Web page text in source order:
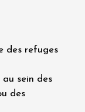
des refuges
sein des
des